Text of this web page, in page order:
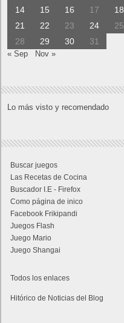
14
15 16 17 18
21
22 23 24 25
28
29 30 31
« Sep Nov »
Lo más visto y recomendado
Buscar juegos
Las Recetas de Cocina
Buscador I.E - Firefox
Como página de inico
Facebook Frikipandi
Juegos Flash
Juego Mario
Juego Shangai
Todos los enlaces
Hitórico de Noticias del Blog